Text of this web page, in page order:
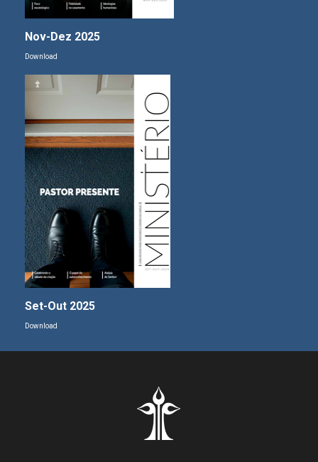
Nov-Dez 2025
Download
Set-Out 2025
Download